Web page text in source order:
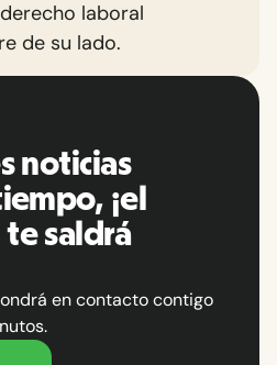
laboral
de su lado.
noticias
¡el
te saldrá
en contacto contigo